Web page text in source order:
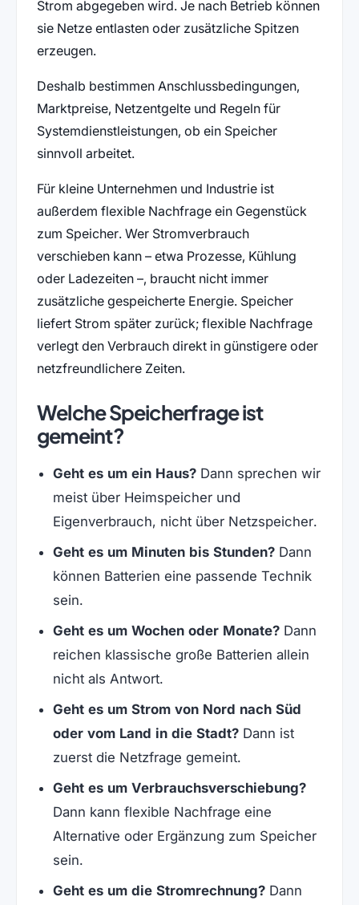
Strom abgegeben wird. Je nach Betrieb können
sie Netze entlasten oder zusätzliche Spitzen
erzeugen.
Deshalb bestimmen Anschlussbedingungen,
Marktpreise, Netzentgelte und Regeln für
Systemdienstleistungen, ob ein Speicher
sinnvoll arbeitet.
Für kleine Unternehmen und Industrie ist
außerdem flexible Nachfrage ein Gegenstück
zum Speicher. Wer Stromverbrauch
verschieben kann – etwa Prozesse, Kühlung
oder Ladezeiten –, braucht nicht immer
zusätzliche gespeicherte Energie. Speicher
liefert Strom später zurück; flexible Nachfrage
verlegt den Verbrauch direkt in günstigere oder
netzfreundlichere Zeiten.
Welche Speicherfrage ist
gemeint?
Geht es um ein Haus?Dann sprechen wir
meist über Heimspeicher und
Eigenverbrauch, nicht über Netzspeicher.
Geht es um Minuten bis Stunden?Dann
können Batterien eine passende Technik
sein.
Geht es um Wochen oder Monate?Dann
reichen klassische große Batterien allein
nicht als Antwort.
Geht es um Strom von Nord nach Süd
oder vom Land in die Stadt?Dann ist
zuerst die Netzfrage gemeint.
Geht es um Verbrauchsverschiebung?
Dann kann flexible Nachfrage eine
Alternative oder Ergänzung zum Speicher
sein.
Geht es um die Stromrechnung?Dann